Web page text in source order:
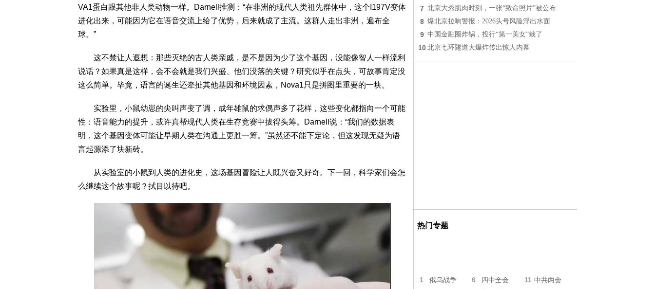
VA1蛋白跟其他非人类动物一样。Darnell推测：“在非洲的现代人类祖先群体中，这个I197V变体
进化出来，可能因为它在语音交流上给了优势，后来就成了主流。这群人走出非洲，遍布全
球。”
这不禁让人遐想：那些灭绝的古人类亲戚，是不是因为少了这个基因，没能像智人一样流利
说话？如果真是这样，会不会就是我们兴盛、他们没落的关键？研究似乎在点头，可故事肯定没
这么简单。毕竟，语言的诞生还牵扯其他基因和环境因素，Nova1只是拼图里重要的一块。
实验里，小鼠幼崽的尖叫声变了调，成年雄鼠的求偶声多了花样，这些变化都指向一个可能
性：语音能力的提升，或许真帮现代人类在生存竞赛中拔得头筹。Darnell说：“我们的数据表
明，这个基因变体可能让早期人类在沟通上更胜一筹。”虽然还不能下定论，但这发现无疑为语
言起源添了块新砖。
从实验室的小鼠到人类的进化史，这场基因冒险让人既兴奋又好奇。下一回，科学家们会怎
么继续这个故事呢？拭目以待吧。
7 北京大秀肌肉时刻，一张“致命照片”被公布
8 爆北京拉响警报：2026头号风险浮出水面
9 中国金融圈炸锅，投行“第一美女”栽了
10 北京七环隧道大爆炸传出惊人内幕
热门专题
1 俄乌战争 6 四中全会 11 中共两会